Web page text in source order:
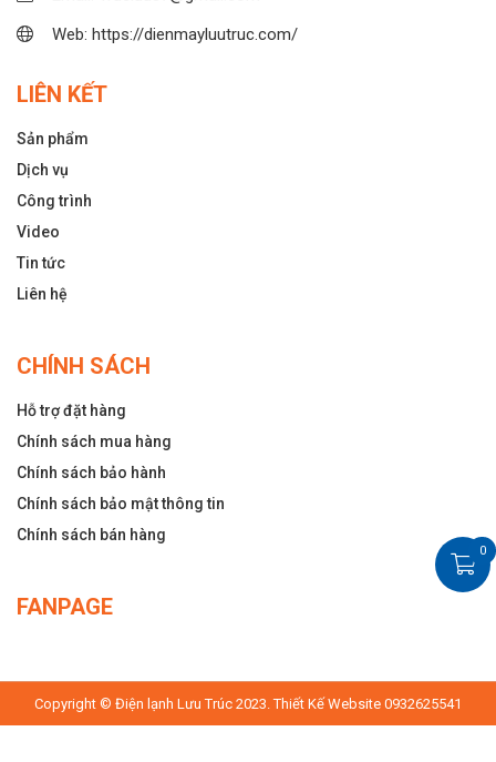
Web: https://dienmayluutruc.com/
LIÊN KẾT
Sản phẩm
Dịch vụ
Công trình
Video
Tin tức
Liên hệ
CHÍNH SÁCH
Hỗ trợ đặt hàng
Chính sách mua hàng
Chính sách bảo hành
Chính sách bảo mật thông tin
Chính sách bán hàng
FANPAGE
Copyright © Điện lạnh Lưu Trúc 2023. Thiết Kế Website 0932625541
0